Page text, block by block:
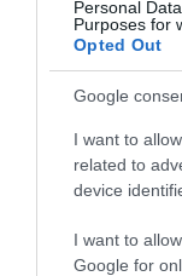
Personal
Purposes for
Opted Out
Google
I want to
related to
device
I want to
Google for
A gyakorlatias
hasznosítható
Ha 2020.
amelyet
akkor most a
honlapon is
EKMOB20kódot.